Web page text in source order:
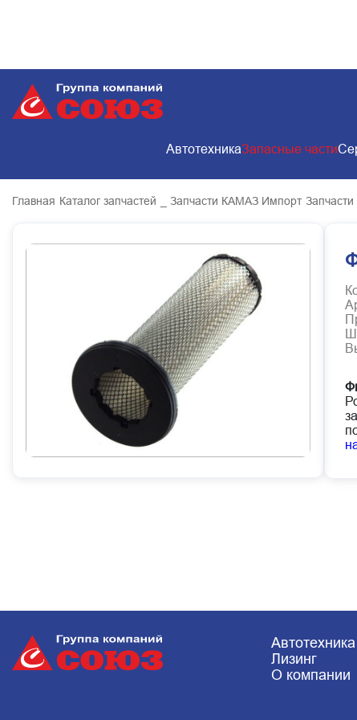
АвтотехникаЗапасные части
Главная Каталог запчастей _ Запчасти КАМАЗ Импорт
Автотехника
Лизинг
О компании